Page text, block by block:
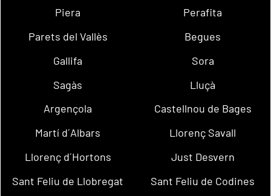
Piera
Perafita
Parets del Vallès
Begues
Gallifa
Sora
Sagàs
Lluçà
Argençola
Castellnou de Bages
Martí d´Albars
Llorenç Savall
Llorenç d´Hortons
Just Desvern
Sant Feliu de Llobregat
Sant Feliu de Codines